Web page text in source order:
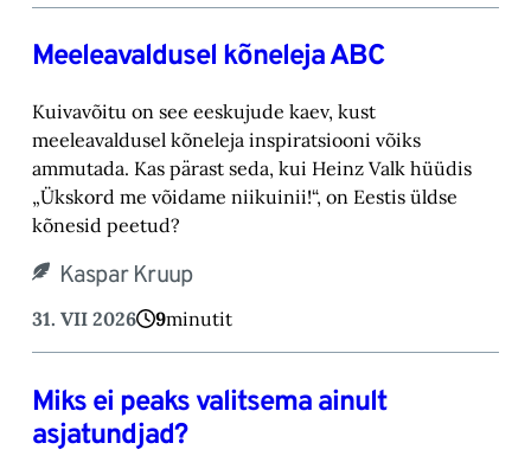
Meeleavaldusel kõneleja ABC
Kuivavõitu on see eeskujude kaev, kust
meeleavaldusel kõneleja inspiratsiooni võiks
ammutada. Kas pärast seda, kui Heinz Valk hüüdis
„Ükskord me võidame niikuinii!“, on Eestis üldse
kõnesid peetud?
Kaspar Kruup
31. VII 2026 9minutit
Miks ei peaks valitsema ainult
asjatundjad?